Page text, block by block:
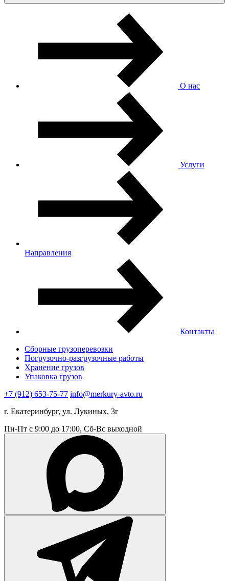
О нас
Услуги
Направления
Контакты
Сборные грузоперевозки
Погрузочно-разгрузочные работы
Хранение грузов
Упаковка грузов
+7 (912) 653-75-77 info@merkury-avto.ru
г. Екатеринбург, ул. Лукиных, 3г
Пн-Пт с 9:00 до 17:00, Сб-Вс выходной